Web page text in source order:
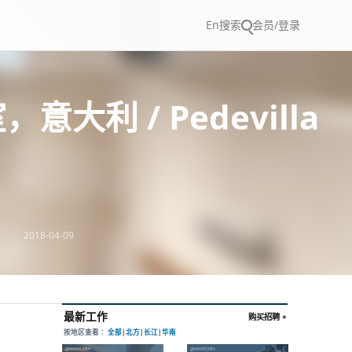
En搜索 会员/登录
意大利 / Pedevilla
2018-04-09